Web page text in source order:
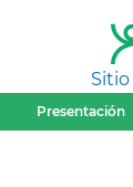
Presentación